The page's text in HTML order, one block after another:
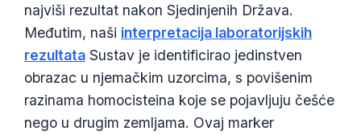
najviši rezultat nakon Sjedinjenih Država.
Međutim, naši interpretacija laboratorijskih
rezultata Sustav je identificirao jedinstven
obrazac u njemačkim uzorcima, s povišenim
razinama homocisteina koje se pojavljuju češće
nego u drugim zemljama. Ovaj marker